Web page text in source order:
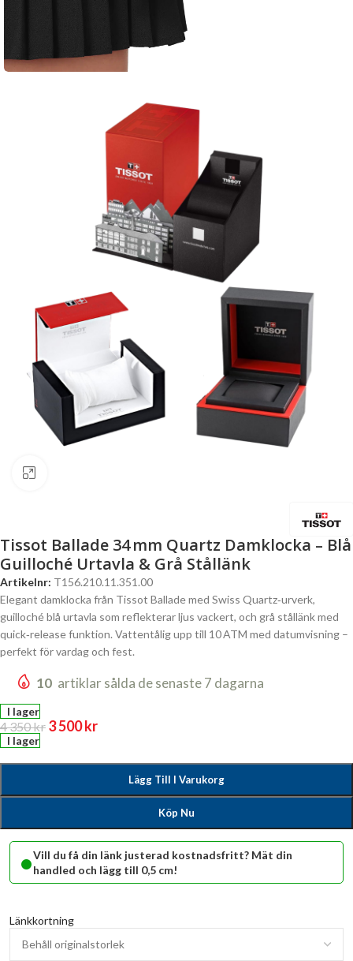
Tissot Ballade 34 Mm Quartz Damklocka – Blå
Guilloché Urtavla & Grå Stållänk
Artikelnr: T156.210.11.351.00
Elegant damklocka från Tissot Ballade med Swiss Quartz‑urverk,
guilloché blå urtavla som reflekterar ljus vackert, och grå stållänk med
quick‑release funktion. Vattentålig upp till 10 ATM med datumvisning –
perfekt för vardag och fest.
10 artiklar sålda de senaste 7 dagarna
I lager
4 350kr 3 500kr
I lager
Lägg Till I Varukorg
Köp Nu
•Vill du få din länk justerad kostnadsfritt? Mät din
handled och lägg till 0,5 cm!
Länkkortning